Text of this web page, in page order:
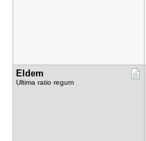
Eldem
Ultima ratio regum